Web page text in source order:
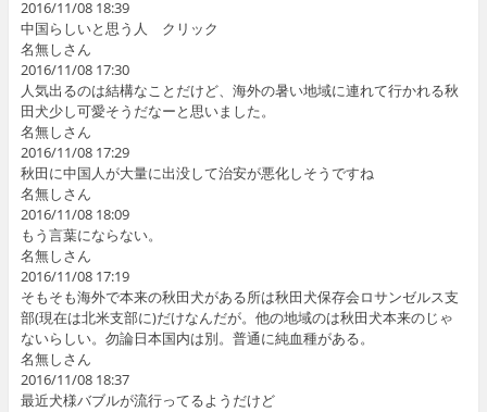
2016/11/08 18:39
中国らしいと思う人 クリック
名無しさん
2016/11/08 17:30
人気出るのは結構なことだけど、海外の暑い地域に連れて行かれる秋
田犬少し可愛そうだなーと思いました。
名無しさん
2016/11/08 17:29
秋田に中国人が大量に出没して治安が悪化しそうですね
名無しさん
2016/11/08 18:09
もう言葉にならない。
名無しさん
2016/11/08 17:19
そもそも海外で本来の秋田犬がある所は秋田犬保存会ロサンゼルス支
部(現在は北米支部に)だけなんだが。他の地域のは秋田犬本来のじゃ
ないらしい。勿論日本国内は別。普通に純血種がある。
名無しさん
2016/11/08 18:37
最近犬様バブルが流行ってるようだけど